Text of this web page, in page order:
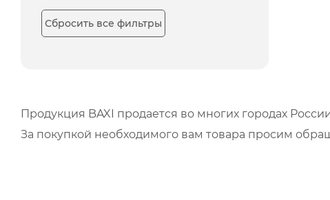
Сбросить все фильтры
Продукция BAXI продается во многих городах
За покупкой необходимого вам товара просим